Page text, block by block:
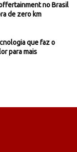
no Brasil
de zero km
que faz o
para mais